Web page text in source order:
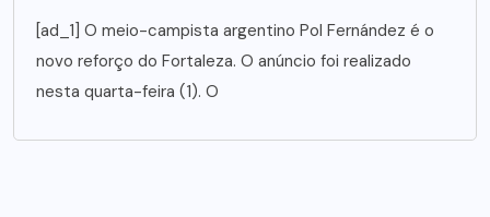
[ad_1] O meio-campista argentino Pol Fernández é o
novo reforço do Fortaleza. O anúncio foi realizado
nesta quarta-feira (1). O